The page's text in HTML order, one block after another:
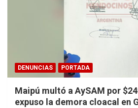
DENUNCIAS PORTADA
Maipú multó a AySAM por
expuso la demora cloacal en